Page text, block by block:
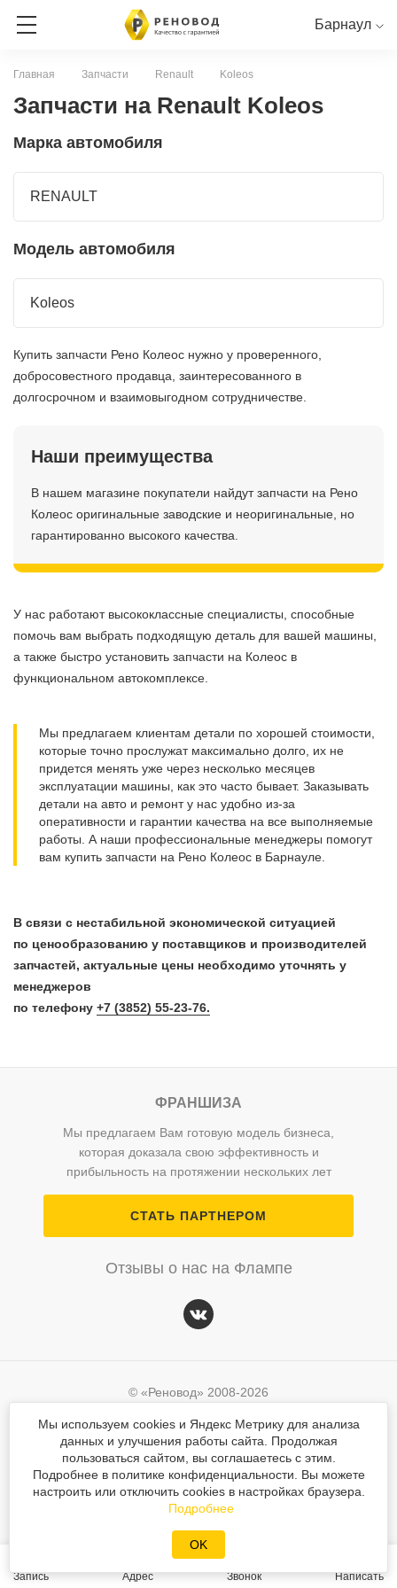
Барнаул
Запись Адрес Звонок Написать
Главная Запчасти Renault Koleos
Запчасти на Renault Koleos
Марка автомобиля
RENAULT
Модель автомобиля
Koleos
Купить запчасти Рено Колеос нужно у проверенного,
добросовестного продавца, заинтересованного в
долгосрочном и взаимовыгодном сотрудничестве.
Наши преимущества
В нашем магазине покупатели найдут запчасти на Рено
Колеос оригинальные заводские и неоригинальные, но
гарантированно высокого качества.
У нас работают высококлассные специалисты, способные
помочь вам выбрать подходящую деталь для вашей машины,
а также быстро установить запчасти на Колеос в
функциональном автокомплексе.
Мы предлагаем клиентам детали по хорошей стоимости,
которые точно прослужат максимально долго, их не
придется менять уже через несколько месяцев
эксплуатации машины, как это часто бывает. Заказывать
детали на авто и ремонт у нас удобно из-за
оперативности и гарантии качества на все выполняемые
работы. А наши профессиональные менеджеры помогут
вам купить запчасти на Рено Колеос в Барнауле.
В связи с нестабильной экономической ситуацией
по ценообразованию у поставщиков и производителей
запчастей, актуальные цены необходимо уточнять у
менеджеров
по телефону +7 (3852) 55-23-76.
ФРАНШИЗА
Мы предлагаем Вам готовую модель бизнеса,
которая доказала свою эффективность и
прибыльность на протяжении нескольких лет
СТАТЬ ПАРТНЕРОМ
Отзывы о нас на Флампе
© «Реновод» 2008-2026
Вся текстовая и графическая информация на сайте защищена законом об авторском
Политика персональных данных
Согласие на обработку персональных данных
Разработка сайтаMahogany
СЕРВИСНАЯ КНИГА ОНЛАЙН
RENAULT
© «Реновод» 2008-2026
Политика персональных данных
Разработка сайтаMahogany
Мы используем cookies и Яндекс Метрику для анализа
данных и улучшения работы сайта. Продолжая
пользоваться сайтом, вы соглашаетесь с этим.
Подробнее в политике конфиденциальности. Вы можете
настроить или отключить cookies в настройках браузера.
Подробнее
OK